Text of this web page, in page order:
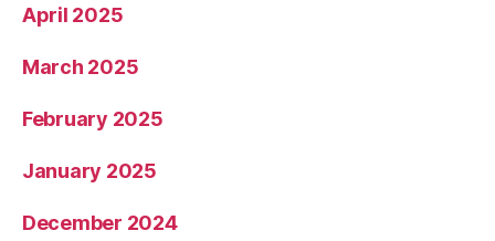
April 2025
March 2025
February 2025
January 2025
December 2024